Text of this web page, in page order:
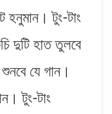
হনুমান। টুং-টাং
দুটি হাত তুলবে
যে গান।
টুং-টাং